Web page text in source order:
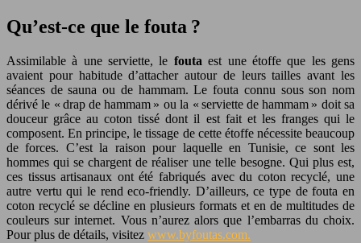
Qu’est-ce que le fouta ?
Assimilable à une serviette, le fouta est une étoffe que les gens
avaient pour habitude d’attacher autour de leurs tailles avant les
séances de sauna ou de hammam. Le fouta connu sous son nom
dérivé le « drap de hammam » ou la « serviette de hammam » doit sa
douceur grâce au coton tissé dont il est fait et les franges qui le
composent. En principe, le tissage de cette étoffe nécessite beaucoup
de forces. C’est la raison pour laquelle en Tunisie, ce sont les
hommes qui se chargent de réaliser une telle besogne. Qui plus est,
ces tissus artisanaux ont été fabriqués avec du coton recyclé, une
autre vertu qui le rend eco-friendly. D’ailleurs, ce type de fouta en
coton recyclé se décline en plusieurs formats et en de multitudes de
couleurs sur internet. Vous n’aurez alors que l’embarras du choix.
Pour plus de détails, visitez www.byfoutas.com.